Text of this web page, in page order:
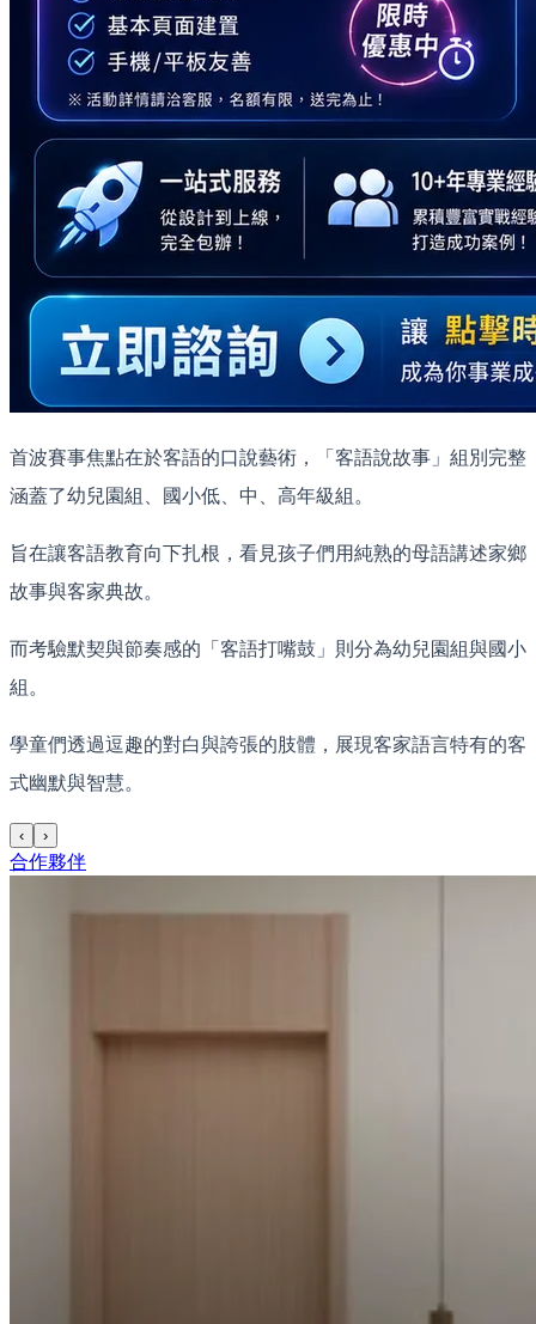
首波賽事焦點在於客語的口說藝術，「客語說故事」組別完整
涵蓋了幼兒園組、國小低、中、高年級組。
旨在讓客語教育向下扎根，看見孩子們用純熟的母語講述家鄉
故事與客家典故。
而考驗默契與節奏感的「客語打嘴鼓」則分為幼兒園組與國小
組。
學童們透過逗趣的對白與誇張的肢體，展現客家語言特有的客
式幽默與智慧。
‹ ›
合作夥伴